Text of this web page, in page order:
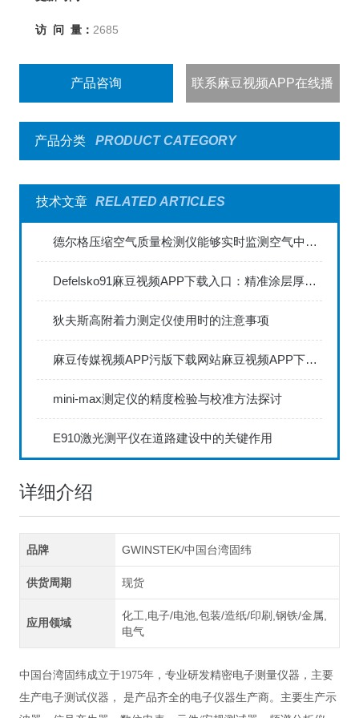
访 问 量： 2685
产品咨询 联系麻豆视频APP在线播
出
产品分类
PRODUCT CATEGORY
技术文章 RELATED ARTICLES
德尔格压缩空气质量检测仪能够实时监测空气中的污染物浓度
Defelsko91麻豆视频APP下载入口：精准涂层厚度检测的利器
狄夫斯高附着力测定仪使用时的注意事项
麻豆传媒视频APP污版下载网站麻豆视频APP下载IOS具备数据存储和传输功能
mini-max测定仪的精度检验与校准方法探讨
E910激光测平仪在道路建设中的关键作用
详细介绍
品牌 GWINSTEK/中国台湾固纬
供货周期 现货
应用领域
化工,电子/电池,包装/造纸/印刷,钢铁/金属,
电气
中国台湾固纬成立于1975年，专业研发精密电子测量仪器，主要
生产电子测试仪器， 是产品齐全的电子仪器生产商。主要生产示